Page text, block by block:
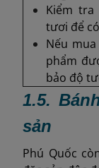
Kiểm
tươi để
Nếu
phẩm
bảo độ
1.5.
sản
Phú Quốc